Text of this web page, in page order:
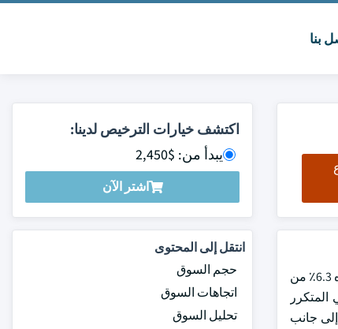
بنا
اكتشف خيارات الترخيص لدينا:
يبدأ من: $2,450
اشتر الآن
بلغت قيمة سوق مجموعات المولدات الاحتياطية العالمية 26 مليار دولار أمريكي في عام 2024 ومن المتوقع أن تنمو بمعدل نمو سنوي مركب قدره 6.3٪ من
المتكرر
إلى جانب
انتقل إلى المحتوى
حجم السوق
اتجاهات السوق
تحليل السوق